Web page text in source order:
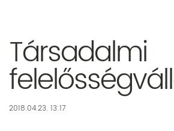
Társadalmi
2018.04.23. 13:17